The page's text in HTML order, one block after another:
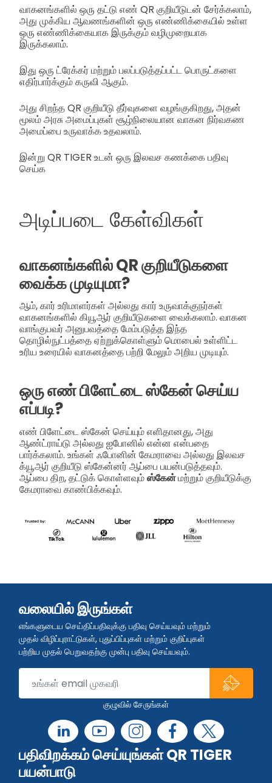
வாகனங்களில் ஒரு தட்டு எண் QR குறியீடுடன் சேர்க்கலாம்,
அது முக்கிய ஆவணங்களின் ஒரு எண்ணிக்கையில் உள்ள
ஒரு எண்ணிக்கையாக இருக்கும் வழிமுறையாக
இருக்கலாம்.
இது ஒரு ட்ரேக்கர் மற்றும் பலப்படுத்தப்பட்ட பொருட்களை
எதிர்பார்க்கும் கருவி ஆகும்.
அது சிறந்த QR குறியீடு தீர்வுகளை வழங்குகிறது, அதன்
மூலம் அரசு அமைப்புகள் சூழ்நிலையான வாகன நிர்வகண
அமைப்பை உருவாக்க உதவலாம்.
இன்று QR TIGER உடன் ஒரு இலவச கணக்கை பதிவு
செய்க
அடிப்படை கேள்விகள்
வாகனங்களில் QR குறியீடுகளை
வைக்க முடியுமா?
ஆம், கார் உரிமாளர்கள் அல்லது கார் உருவாக்குநர்கள்
வாகனங்களில் கியூஆர் குறியீடுகளை வைக்கலாம். வாகன
வாங்குபவர் அனுபவத்தை மேம்படுத்த இந்த
தொழில்நுட்பத்தை ஏற்றுக்கொள்ளும் மொபைல் உள்ளிட்ட
உரிய உரையில் வாகனத்தை பற்றி மேலும் அறிய முடியும்.
ஒரு எண் பிளேட்டை ஸ்கேன் செய்ய
எப்படி?
எண் பிளேட்டை ஸ்கேன் செய்யும் எளிதானது, அது
ஆண்ட்ராய்டு அல்லது ஐபோனில் என்ன என்பதை
பார்க்கலாம். உங்கள் ஃபோனின் கேமராவை அல்லது இலவச
க்யூஆர் குறியீடு ஸ்கேன்னர் ஆப்பை பயன்படுத்தவும்.
ஆப்பை திற, தட்டுக் கொள்ளவும்ஸ்கேன்மற்றும் குறியீடுக்கு
கேமராவை காண்பிக்கவும்.
வலையில் இருங்கள்
எங்களுடைய செய்திப்பதிவுக்கு பதிவு செய்யவும் மற்றும்
முதல் விழிப்புராட்டுகள், புதுப்பிப்புகள் மற்றும் குறிப்புகள்
பற்றிய முதல் பெறுவதற்கு முன்பு பதிவு செய்யவும்.
குழுவில் சேருங்கள்
பதிவிறக்கம் செய்யுங்கள் QR TIGER
பயன்பாடு